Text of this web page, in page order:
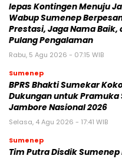
lepas Kontingen Menuju
Wabup Sumenep
Prestasi, Jaga Nama Baik,
Pulang Pengalaman
Rabu, 5 Agu 2026 - 07:15 WIB
Sumenep
BPRS Bhakti Sumekar
Dukungan untuk Pramuka
Jambore Nasional 2026
Selasa, 4 Agu 2026 - 17:41 WIB
Sumenep
Tim Putra Disdik Sumenep